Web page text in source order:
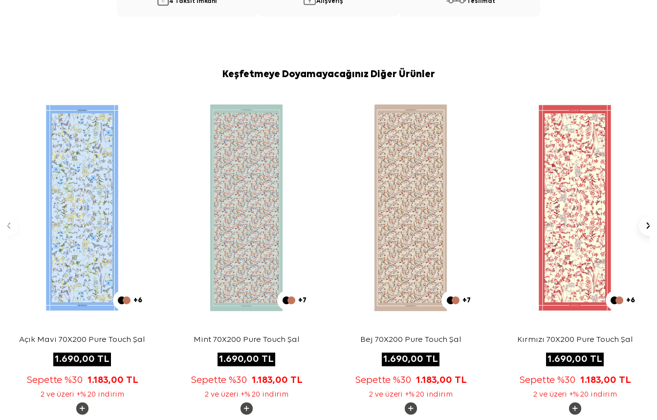
Keşfetmeye Doyamayacağınız Diğer Ürünler
+6
Açık Mavi 70X200 Pure Touch Şal
1.690,00 TL
Sepette %30 1.183,00 TL
2 ve üzeri +% 20 indirim
+7
Mint 70X200 Pure Touch Şal
1.690,00 TL
Sepette %30 1.183,00 TL
2 ve üzeri +% 20 indirim
+7
Bej 70X200 Pure Touch Şal
1.690,00 TL
Sepette %30 1.183,00 TL
2 ve üzeri +% 20 indirim
+6
Kırmızı 70X200 Pure Touch Şal
1.690,00 TL
Sepette %30 1.183,00 TL
2 ve üzeri +% 20 indirim